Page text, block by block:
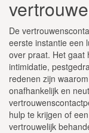
De
eerste instantie een
over praat. Het gaat
intimidatie,
redenen zijn
onafhankelijk en
hulp te krijgen of
vertrouwelijk